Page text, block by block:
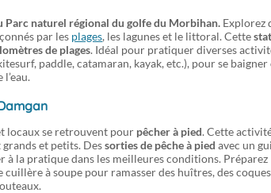
Parc naturel régional du golfe du Morbihan. Explorez
par les plages, les lagunes et le littoral. Cette
de plages. Idéal pour pratiquer diverses
paddle, catamaran, kayak, etc.), pour se baigner
locaux se retrouvent pour pêcher à pied. Cette
et petits. Dessorties de pêche à piedavec un
à la pratique dans les meilleures conditions. Préparez
cuillère à soupe pour ramasser des huîtres, des